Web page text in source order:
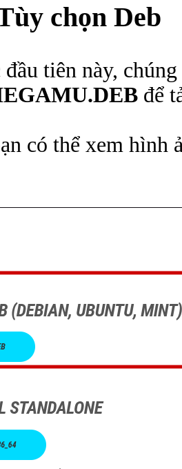
chọn Deb
tiên này,
để
có thể xem hình